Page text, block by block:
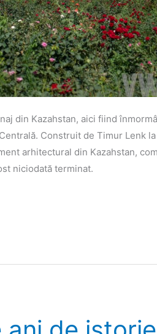
din Kazahstan, aici fiind
Construit de Timur Lenk
arhitectural din Kazahstan,
niciodată terminat.